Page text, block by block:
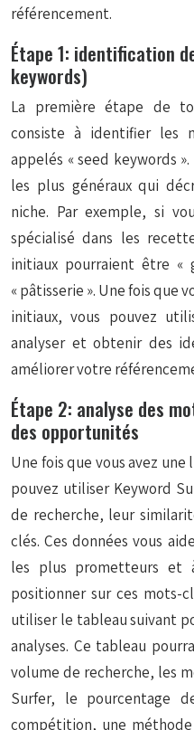
référencement.
Étape 1: identification
keywords)
La première étape de
consiste à identifier les
appelés « seed keywords
les plus généraux qui
niche. Par exemple, si
spécialisé dans les
initiaux pourraient être «
« pâtisserie ». Une fois que
initiaux, vous pouvez
analyser et obtenir des
améliorer votre
Étape 2: analyse des
des opportunités
Une fois que vous avez
pouvez utiliser Keyword
de recherche, leur
clés. Ces données vous
les plus prometteurs et
positionner sur ces mots-
utiliser le tableau suivant
analyses. Ce tableau
volume de recherche, les
Surfer, le pourcentage
compétition, une